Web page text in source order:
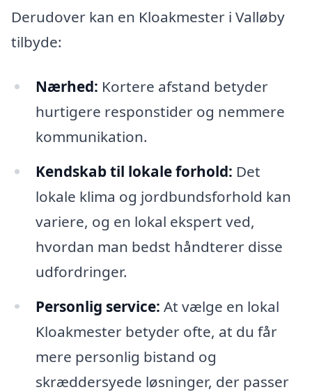
Derudover kan en Kloakmester i Valløby
tilbyde:
Nærhed: Kortere afstand betyder
hurtigere responstider og nemmere
kommunikation.
Kendskab til lokale forhold: Det
lokale klima og jordbundsforhold kan
variere, og en lokal ekspert ved,
hvordan man bedst håndterer disse
udfordringer.
Personlig service: At vælge en lokal
Kloakmester betyder ofte, at du får
mere personlig bistand og
skræddersyede løsninger, der passer